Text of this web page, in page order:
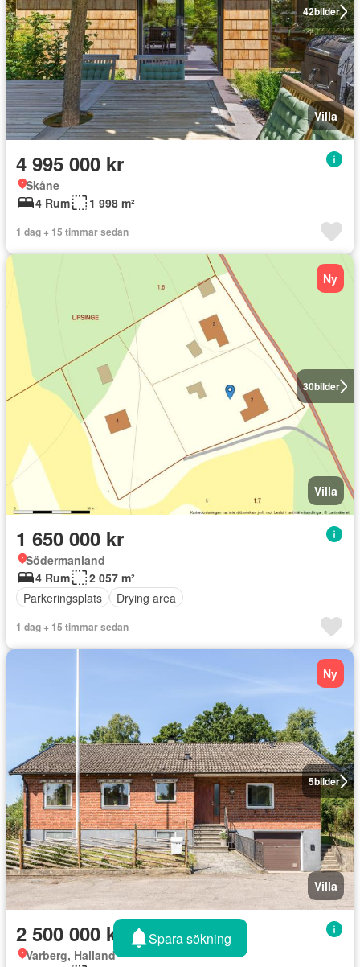
42bilder
Villa
4 995 000 kr
Skåne
4 Rum
1 998 m²
1 dag + 15 timmar sedan
30bilder
Ny
Villa
1 650 000 kr
Södermanland
4 Rum
2 057 m²
Parkeringsplats
Drying area
1 dag + 15 timmar sedan
5bilder
Ny
Villa
2 500 000 kr
Varberg, Halland
Spara sökning